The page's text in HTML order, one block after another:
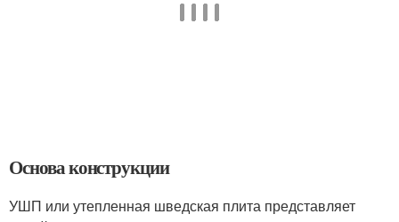
Основа конструкции
УШП или утепленная шведская плита представляет